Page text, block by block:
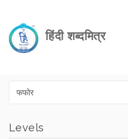
हिंदी शब्दमित्र
Levels